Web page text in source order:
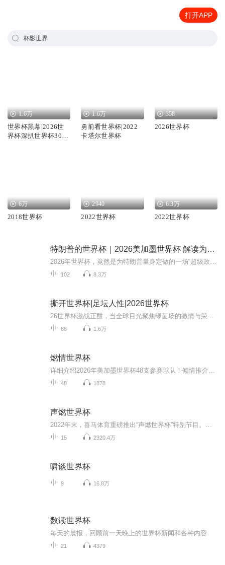
打开APP
杯影世界
1.6万
世界杯黑幕|2026世
界杯深扒世界杯30年
1.6万
勇前看世界杯|2022
卡塔尔世界杯
358
2026世界杯
6万
2018世界杯
2940
2022世界杯
6.3万
2022世界杯
特朗普的世界杯｜2026美加墨世界杯 解读为何是特朗普的世界杯
102 8.3万
撕开世界杯|足坛人性|2026世界杯
86 1.6万
燃情世界杯
48 1878
声燃世界杯
15 2320.4万
啸谈世界杯
9 16.8万
数读世界杯
每天的晨报，回顾前一天晚上的世界杯新闻和各种内容
21 4379